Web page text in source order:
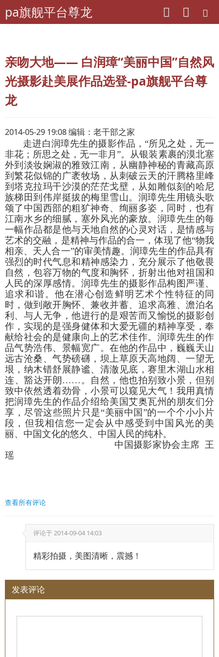
pa旗舰平台尊龙
pa旗舰平台尊龙 老年期刊联盟
亲吻大地—— 白润璋“美丽中国”自然风
光摄影赴美展作品选登-pa旗舰平台尊
龙
2014-05-29 19:08 编辑：老干部之家
走进白润璋先生的摄影作品，“所见之处，无一
非花；所思之处，无一非月”。 从银装素裹的漠北塞
外到淡妆娴淑的雅致江南，从幽静神秘的青藏高原
到繁花似锦的广袤牧场，从刺破云天的汗腾格里峰
到塔克拉玛干沙漠的茫茫戈壁，从如雕似刻的哈尼
族梯田到伟岸挺拔的梅里雪山。润璋先生用镜头歌
颂了中国西部的粗犷神奇、绚丽多姿，同时，也有
江南水乡的细腻，塞外风光的豪放。 润璋先生的每
一幅作品都是他与天地自然的心灵对话，是情感与
艺术的交融，是精神与作品的合一，体现了他“物我
相亲、天人合一”的审美情趣。润璋先生的作品具有
强烈的时代气息和精神感染力，充分展示了他敬畏
自然，包容万物的气度和胸怀，折射出他对祖国和
人民的深厚感情。 润璋先生的摄影作品构图严谨、
追求和谐。他在潜心创造鲜明艺术个性特征的同
时，做到敞开胸怀、兼收并蓄、追求高雅、澹泊名
利、与人无争，他进行的是艰苦而又愉悦的摄影创
作，实现的是强身健体和大爱无疆的精神享受，奉
献给社会的是健康向上的艺术佳作。 润璋先生的作
品气势浩伟、景幅宽广。在他的作品中，巍巍天山
远古沧桑、气势磅礴，坝上草原天高地阔、一望无
垠，纳木错舒展静谧、清澈见底，赛里木湖山水相
连、豁达开朗……。自然，他也拍别致小景，但别
致中依然透着劲骨，小景可以窥见大气！ 我用真情
把润璋先生的作品介绍给美国艾奥瓦州的朋友们分
享，尽管这些照片只是“美丽中国”的一个个小小片
段，但我相信您一定会从中感受到中国风光的美
丽、中国文化的悠久、中国人民的纯朴。
中国摄影家协会主席 王
瑶
查看所有评论
评论于2014-09-04 14:03
精彩拍摄，美图清晰，震撼！
发表评论